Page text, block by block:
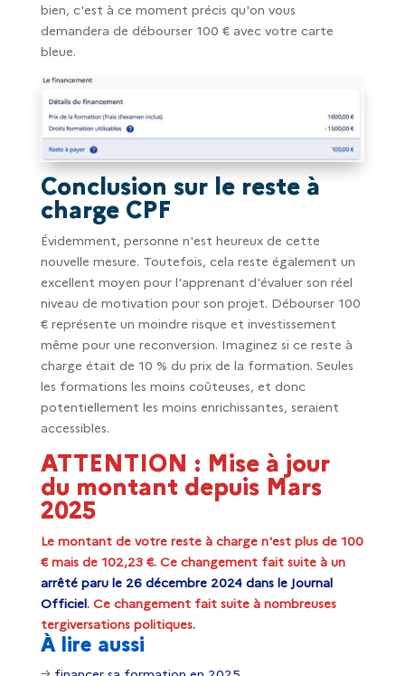
bien, c'est à ce moment précis qu'on vous
demandera de débourser 100 € avec votre carte
bleue.
Conclusion sur le reste à
charge CPF
Évidemment, personne n'est heureux de cette
nouvelle mesure. Toutefois, cela reste également un
excellent moyen pour l'apprenant d'évaluer son réel
niveau de motivation pour son projet. Débourser 100
€ représente un moindre risque et investissement
même pour une reconversion. Imaginez si ce reste à
charge était de 10 % du prix de la formation. Seules
les formations les moins coûteuses, et donc
potentiellement les moins enrichissantes, seraient
accessibles.
ATTENTION : Mise à jour
du montant depuis Mars
2025
Le montant de votre reste à charge n'est plus de 100
€ mais de 102,23 €. Ce changement fait suite à un
arrêté paru le 26 décembre 2024 dans le Journal
Officiel. Ce changement fait suite à nombreuses
tergiversations politiques.
À lire aussi